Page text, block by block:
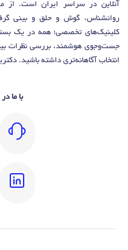
آنلاین در سراسر ایران است. از
روانشناس، گوش و حلق و بینی
کلینیک‌های تخصصی؛ همه در یک
جست‌وجوی هوشمند، بررسی نظرات
انتخاب آگاهانه‌تری داشته باشید.
با ما